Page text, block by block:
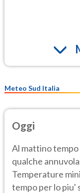
Meteo Sud Italia
Oggi
Al mattino
qualche
Temperature
tempo per lo piu'